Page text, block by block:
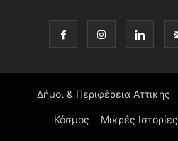
Δήμοι & Περιφέρεια Αττικής
Κόσμος Μικρές Ιστορίες